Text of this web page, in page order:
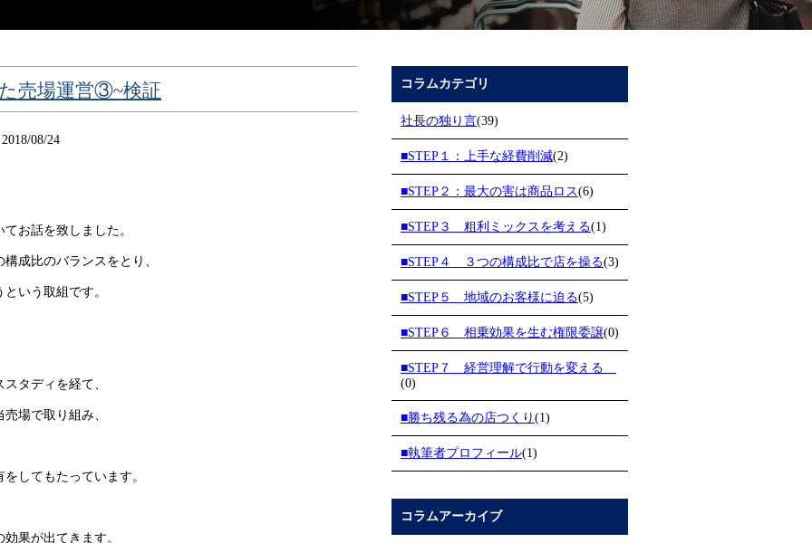
売場運営③~検証
08/24
お話を致しました。
成比のバランスをとり、
いう取組です。
タディを経て、
場で取り組み、
してもたっています。
果が出てきます。
コラムカテゴリ
社長の独り言(39)
■STEP１：上手な経費削減(2)
■STEP２：最大の害は商品ロス(6)
■STEP３ 粗利ミックスを考える(1)
■STEP４ ３つの構成比で店を操る(3)
■STEP５ 地域のお客様に迫る(5)
■STEP６ 相乗効果を生む権限委譲(0)
■STEP７ 経営理解で行動を変える
(0)
■勝ち残る為の店つくり (1)
■執筆者プロフィール(1)
コラムアーカイブ